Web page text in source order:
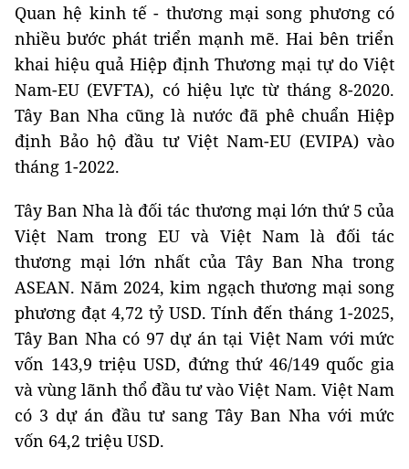
Quan hệ kinh tế - thương mại song phương có
nhiều bước phát triển mạnh mẽ. Hai bên triển
khai hiệu quả Hiệp định Thương mại tự do Việt
Nam-EU (EVFTA), có hiệu lực từ tháng 8-2020.
Tây Ban Nha cũng là nước đã phê chuẩn Hiệp
định Bảo hộ đầu tư Việt Nam-EU (EVIPA) vào
tháng 1-2022.
Tây Ban Nha là đối tác thương mại lớn thứ 5 của
Việt Nam trong EU và Việt Nam là đối tác
thương mại lớn nhất của Tây Ban Nha trong
ASEAN. Năm 2024, kim ngạch thương mại song
phương đạt 4,72 tỷ USD. Tính đến tháng 1-2025,
Tây Ban Nha có 97 dự án tại Việt Nam với mức
vốn 143,9 triệu USD, đứng thứ 46/149 quốc gia
và vùng lãnh thổ đầu tư vào Việt Nam. Việt Nam
có 3 dự án đầu tư sang Tây Ban Nha với mức
vốn 64,2 triệu USD.